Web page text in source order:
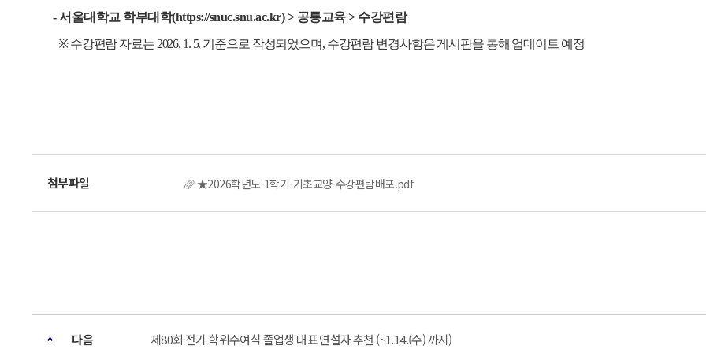
- 서울대학교 학부대학(https://snuc.snu.ac.kr) > 공통교육 > 수강편람
※ 수강편람 자료는 2026. 1. 5. 기준으로 작성되었으며, 수강편람 변경사항은 게시판을 통해 업데이트 예정
★2026학년도-1학기-기초교양-수강편람배포.pdf
다음 제80회 전기 학위수여식 졸업생 대표 연설자 추천 (~1.14.(수) 까지)